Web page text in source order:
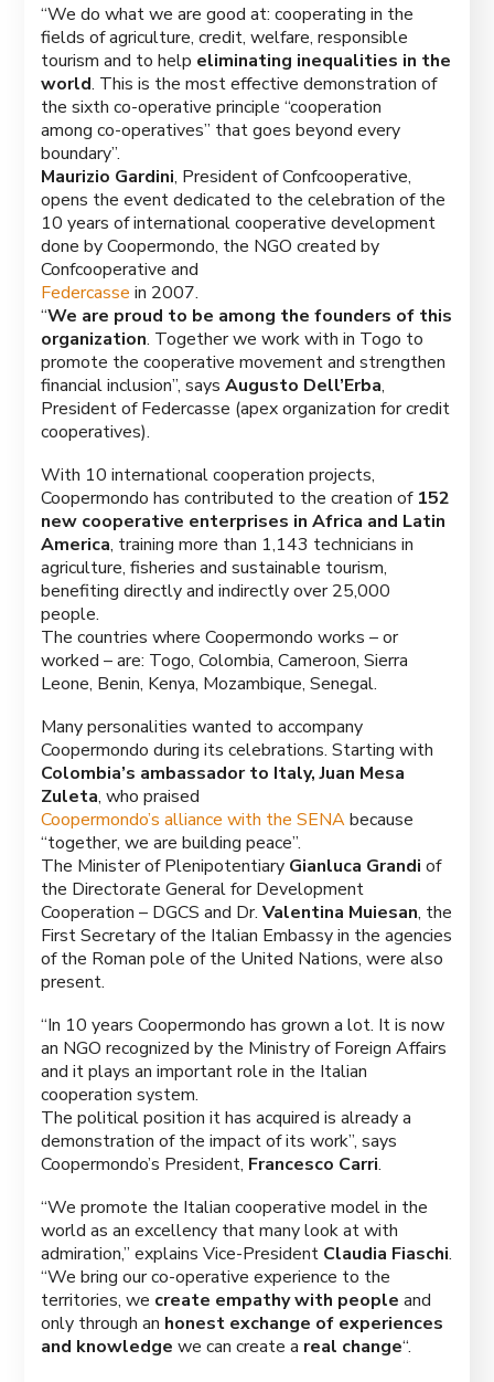
“We do what we are good at: cooperating in the
fields of agriculture, credit, welfare, responsible
tourism and to help eliminating inequalities in the
world. This is the most effective demonstration of
the sixth co-operative principle “cooperation
among co-operatives” that goes beyond every
boundary”.
Maurizio Gardini, President of Confcooperative,
opens the event dedicated to the celebration of the
10 years of international cooperative development
done by Coopermondo, the NGO created by
Confcooperative and
Federcasse in 2007.
“We are proud to be among the founders of this
organization. Together we work with in Togo to
promote the cooperative movement and strengthen
financial inclusion”, saysAugusto Dell’Erba,
President of Federcasse (apex organization for credit
cooperatives).
With 10 international cooperation projects,
Coopermondo has contributed to the creation of 152
new cooperative enterprises in Africa and Latin
America, training more than 1,143 technicians in
agriculture, fisheries and sustainable tourism,
benefiting directly and indirectly over 25,000
people.
The countries where Coopermondo works – or
worked – are: Togo, Colombia, Cameroon, Sierra
Leone, Benin, Kenya, Mozambique, Senegal.
Many personalities wanted to accompany
Coopermondo during its celebrations. Starting with
Colombia’s ambassador to Italy, Juan Mesa
Zuleta, who praised
Coopermondo’s alliance with the SENAbecause
“together, we are building peace”.
The Minister of Plenipotentiary Gianluca Grandi of
the Directorate General for Development
Cooperation – DGCS and Dr.Valentina Muiesan, the
First Secretary of the Italian Embassy in the agencies
of the Roman pole of the United Nations, were also
present.
“In 10 years Coopermondo has grown a lot. It is now
an NGO recognized by the Ministry of Foreign Affairs
and it plays an important role in the Italian
cooperation system.
The political position it has acquired is already a
demonstration of the impact of its work”, says
Coopermondo’s President, Francesco Carri.
“We promote the Italian cooperative model in the
world as an excellency that many look at with
admiration,” explains Vice-President Claudia Fiaschi.
“We bring our co-operative experience to the
territories, we create empathy with people and
only through an honest exchange of experiences
and knowledge we can create a real change“.